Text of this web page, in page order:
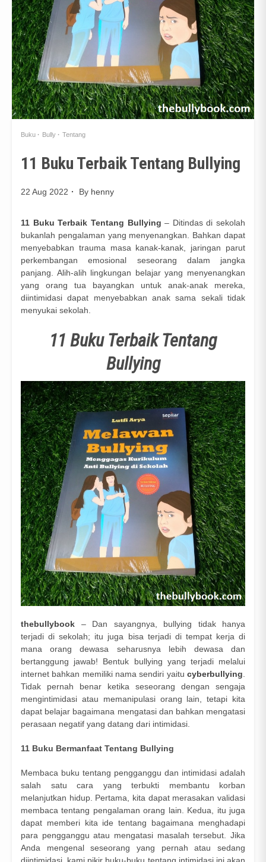
Buku Bully Tentang
11 Buku Terbaik Tentang Bullying
22 Aug 2022 By henny
11 Buku Terbaik Tentang Bullying – Ditindas di sekolah
bukanlah pengalaman yang menyenangkan. Bahkan dapat
menyebabkan trauma masa kanak-kanak, jaringan parut
perkembangan emosional seseorang dalam jangka
panjang. Alih-alih lingkungan belajar yang menyenangkan
yang orang tua bayangkan untuk anak-anak mereka,
diintimidasi dapat menyebabkan anak sama sekali tidak
menyukai sekolah.
11 Buku Terbaik Tentang
Bullying
thebullybook
– Dan sayangnya, bullying tidak hanya
terjadi di sekolah; itu juga bisa terjadi di tempat kerja di
mana orang dewasa seharusnya lebih dewasa dan
bertanggung jawab! Bentuk bullying yang terjadi melalui
internet bahkan memiliki nama sendiri yaitu cyberbullying
Tidak pernah benar ketika seseorang dengan sengaja
mengintimidasi atau memanipulasi orang lain, tetapi kita
dapat belajar bagaimana mengatasi dan bahkan mengatasi
perasaan negatif yang datang dari intimidasi.
11 Buku Bermanfaat Tentang Bullying
Membaca buku tentang pengganggu dan intimidasi adalah
salah satu cara yang terbukti membantu korban
melanjutkan hidup. Pertama, kita dapat merasakan validasi
membaca tentang pengalaman orang lain. Kedua, itu juga
dapat memberi kita ide tentang bagaimana menghadapi
para pengganggu atau mengatasi masalah tersebut. Jika
Anda mengenal seseorang yang pernah atau sedang
diintimidasi, kami pikir buku-buku tentang intimidasi ini akan